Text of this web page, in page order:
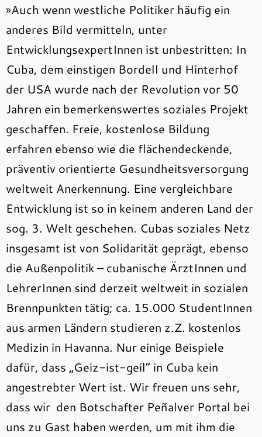
»Auch wenn westliche Politiker häufig ein
anderes Bild vermitteln, unter
EntwicklungsexpertInnen ist unbestritten: In
Cuba, dem einstigen Bordell und Hinterhof
der USA wurde nach der Revolution vor 50
Jahren ein bemerkenswertes soziales Projekt
geschaffen. Freie, kostenlose Bildung
erfahren ebenso wie die flächendeckende,
präventiv orientierte Gesundheitsversorgung
weltweit Anerkennung. Eine vergleichbare
Entwicklung ist so in keinem anderen Land der
sog. 3. Welt geschehen. Cubas soziales Netz
insgesamt ist von Solidarität geprägt, ebenso
die Außenpolitik – cubanische ÄrztInnen und
LehrerInnen sind derzeit weltweit in sozialen
Brennpunkten tätig; ca. 15.000 StudentInnen
aus armen Ländern studieren z.Z. kostenlos
Medizin in Havanna. Nur einige Beispiele
dafür, dass „Geiz-ist-geil“ in Cuba kein
angestrebter Wert ist. Wir freuen uns sehr,
dass wir den Botschafter Peñalver Portal bei
uns zu Gast haben werden, um mit ihm die